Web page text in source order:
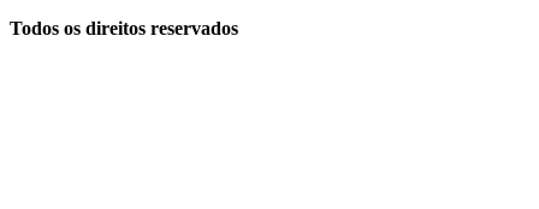
Todos os direitos reservados